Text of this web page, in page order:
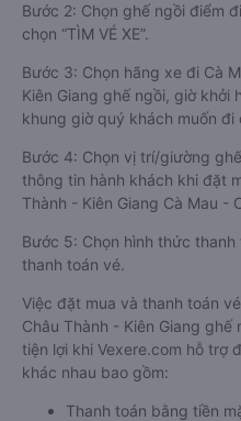
Bước 2: Chọn ghế ngồi điểm
chọn “TÌM VÉ XE”.
Bước 3: Chọn hãng xe đi Cà
Kiên Giang ghế ngồi, giờ khởi
khung giờ quý khách muốn đi
Bước 4: Chọn vị trí/giường
thông tin hành khách khi đặt
Thành - Kiên Giang Cà Mau -
Bước 5: Chọn hình thức
thanh toán vé.
Việc đặt mua và thanh toán
Châu Thành - Kiên Giang
tiện lợi khi Vexere.com hỗ trợ
khác nhau bao gồm:
Thanh toán bằng tiền